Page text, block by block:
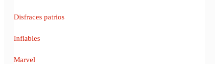
Disfraces patrios
Inflables
Marvel